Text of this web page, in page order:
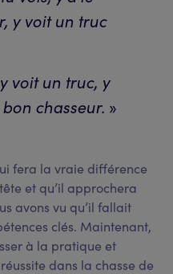
y voit un truc
voit un truc, y
chasseur. »
fera la vraie différence
et qu’il approchera
avons vu qu’il fallait
clés. Maintenant,
à la pratique et
dans la chasse de